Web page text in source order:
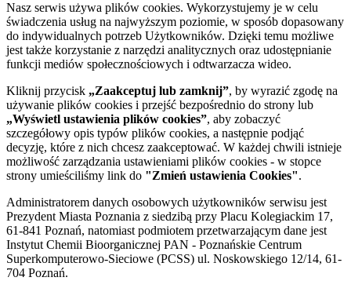
Nasz serwis używa plików cookies. Wykorzystujemy je w celu
świadczenia usług na najwyższym poziomie, w sposób dopasowany
do indywidualnych potrzeb Użytkowników. Dzięki temu możliwe
jest także korzystanie z narzędzi analitycznych oraz udostępnianie
funkcji mediów społecznościowych i odtwarzacza wideo.
Kliknij przycisk „Zaakceptuj lub zamknij”, by wyrazić zgodę na
używanie plików cookies i przejść bezpośrednio do strony lub
„Wyświetl ustawienia plików cookies”, aby zobaczyć
szczegółowy opis typów plików cookies, a następnie podjąć
decyzję, które z nich chcesz zaakceptować. W każdej chwili istnieje
możliwość zarządzania ustawieniami plików cookies - w stopce
strony umieściliśmy link do "Zmień ustawienia Cookies".
Administratorem danych osobowych użytkowników serwisu jest
Prezydent Miasta Poznania z siedzibą przy Placu Kolegiackim 17,
61-841 Poznań, natomiast podmiotem przetwarzającym dane jest
Instytut Chemii Bioorganicznej PAN - Poznańskie Centrum
Superkomputerowo-Sieciowe (PCSS) ul. Noskowskiego 12/14, 61-
704 Poznań.